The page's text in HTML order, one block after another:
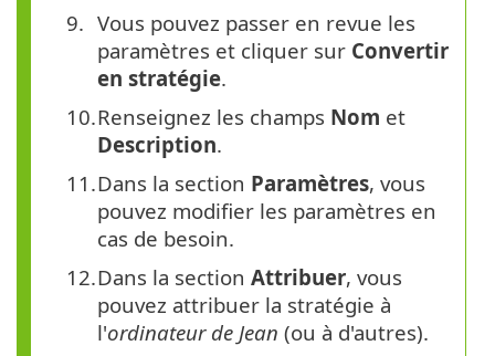
Vous pouvez passer en revue les
paramètres et cliquer sur Convertir
en stratégie.
Renseignez les champs Nom et
Description.
Dans la section Paramètres, vous
pouvez modifier les paramètres en
cas de besoin.
Dans la section Attribuer, vous
pouvez attribuer la stratégie à
l'ordinateur de Jean (ou à d'autres).